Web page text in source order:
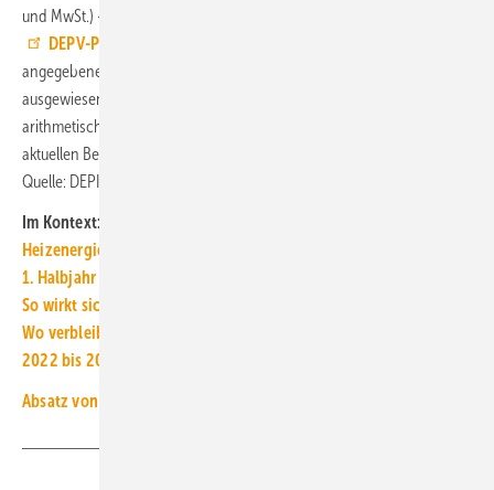
und MwSt.) – deutschlandweit und in drei Regionen. Beim DEPV ist ein
DEPV-Pelletpreis für Lieferverträge
angegebene 12-Monatsdurchschnitt wird nicht vom DEPI
ausgewiesen, er wird von der TGA+E-Redaktion errechnet und ist der
arithmetische Mittelwert aus dem DEPI-Pelletpreis für den Monat der
aktuellen Berichterstattung und der elf vorhergehenden Monate. ■
Quelle: DEPI, eigene Berechnungen / jv
Im Kontext:
Heizenergiekosten: Wärmepumpenstrom-/Gaspreis-Barometer
1. Halbjahr 2025: Förderzusagen für 124.595 Wärmepumpen
So wirkt sich die Energiekosten-Entlastung für Haushalte aus
Wo verbleibt eigentlich der „Absatz“ an Wärmeerzeugern?
2022 bis 2024: Bestand an Öl- und Gas-Heizkesseln gesunken
Absatz von Wärmeerzeugern in Deutschland 2000 bis 2024